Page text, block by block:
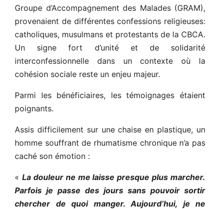
Groupe d’Accompagnement des Malades (GRAM),
provenaient de différentes confessions religieuses:
catholiques, musulmans et protestants de la CBCA.
Un signe fort d’unité et de solidarité
interconfessionnelle dans un contexte où la
cohésion sociale reste un enjeu majeur.
Parmi les bénéficiaires, les témoignages étaient
poignants.
Assis difficilement sur une chaise en plastique, un
homme souffrant de rhumatisme chronique n’a pas
caché son émotion :
« La douleur ne me laisse presque plus marcher.
Parfois je passe des jours sans pouvoir sortir
chercher de quoi manger. Aujourd’hui, je ne